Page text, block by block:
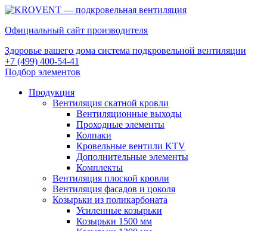
Официальный сайт производителя
Здоровье вашего дома система подкровельной вентиляции
+7 (499) 400-54-41
Подбор элементов
Продукция
Вентиляция скатной кровли
Вентиляционные выходы
Проходные элементы
Колпаки
Кровельные вентили KTV
Дополнительные элементы
Комплекты
Вентиляция плоской кровли
Вентиляция фасадов и цоколя
Козырьки из поликарбоната
Усиленные козырьки
Козырьки 1500 мм